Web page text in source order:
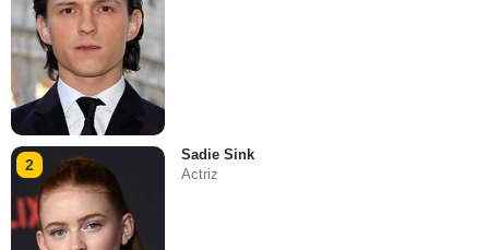
2
Sadie Sink
Actriz